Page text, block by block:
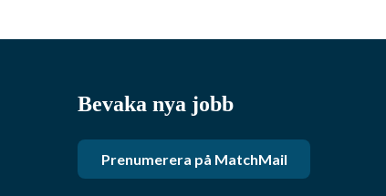
Bevaka nya jobb
Prenumerera på MatchMail